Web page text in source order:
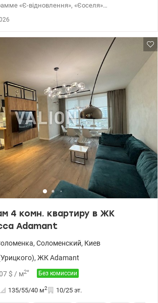
«Є-відновлення», «Єоселя»
80, 1 кв.м, жилая 41, 3 кв.м, кухня 16, 6
видовая квартира в жилом
класса без ремонта, после строителей. Три
просторная кухня, большой холл,
и два балкона. Ухожена закрытая
детской площадкой. Гостевой и
Хороший подъезд с двухсторонним
ЖК установлен генератор,
отопление, водоснабжение и
лифтов. Рядом с домом магазин и
вся необходимая инфраструктура для Вашей
остановки общественного транспорта, что
сообщение с разными районами города.
минут на авто. Право собственности более 3
тел. 095-900-09-79 Алеся. valion.ua/1146042
4 комн. квартиру в ЖК
Adamant
, Соломенский, Киев
, ЖК Adamant
$ / м2* Без комиссии
135/55/40 м2 10/25 эт.